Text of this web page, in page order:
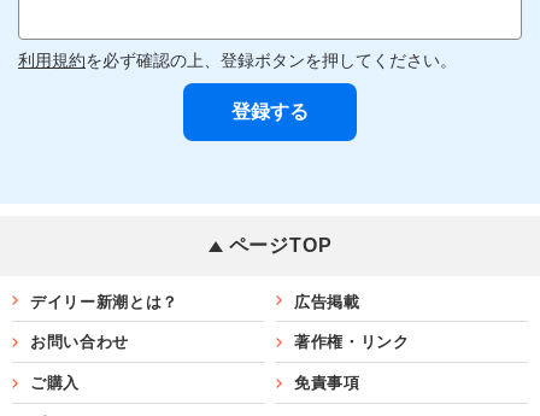
利用規約を必ず確認の上、登録ボタンを押してください。
ページTOP
デイリー新潮とは？ 広告掲載
お問い合わせ 著作権・リンク
ご購入 免責事項